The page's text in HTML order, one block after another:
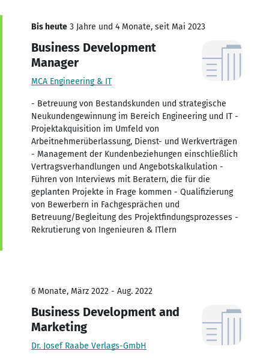
Bis heute 3 Jahre und 4 Monate, seit Mai 2023
Business Development
Manager
MCA Engineering & IT
- Betreuung von Bestandskunden und strategische
Neukundengewinnung im Bereich Engineering und IT -
Projektakquisition im Umfeld von
Arbeitnehmerüberlassung, Dienst- und Werkverträgen
- Management der Kundenbeziehungen einschließlich
Vertragsverhandlungen und Angebotskalkulation -
Führen von Interviews mit Beratern, die für die
geplanten Projekte in Frage kommen - Qualifizierung
von Bewerbern in Fachgesprächen und
Betreuung/Begleitung des Projektfindungsprozesses -
Rekrutierung von Ingenieuren & ITlern
6 Monate, März 2022 - Aug. 2022
Business Development and
Marketing
Dr. Josef Raabe Verlags-GmbH